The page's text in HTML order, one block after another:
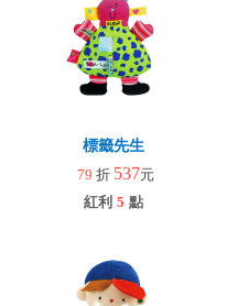
標籤先生
79 折 537元
紅利 5 點